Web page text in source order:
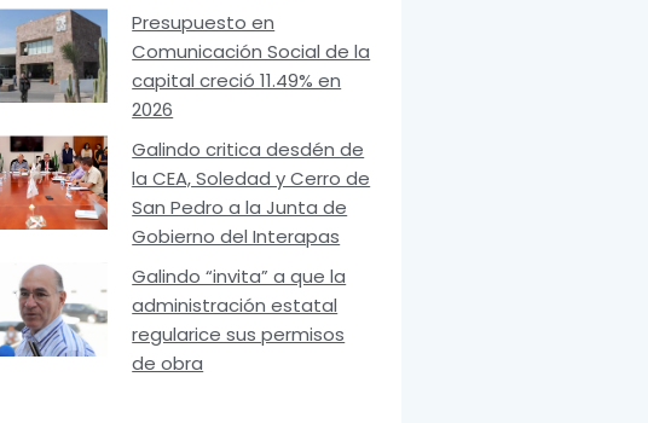
Presupuesto en
Comunicación Social de la
capital creció 11.49% en
2026
Galindo critica desdén de
la CEA, Soledad y Cerro de
San Pedro a la Junta de
Gobierno del Interapas
Galindo “invita” a que la
administración estatal
regularice sus permisos
de obra